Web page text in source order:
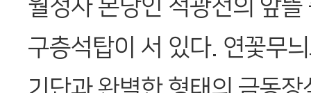
월정사 본당인 적광전의 앞뜰
구층석탑이 서 있다. 연꽃무